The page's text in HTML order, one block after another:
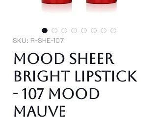
SKU: R-SHE-107
Mood Sheer
Bright Lipstick
- 107 Mood
Mauve